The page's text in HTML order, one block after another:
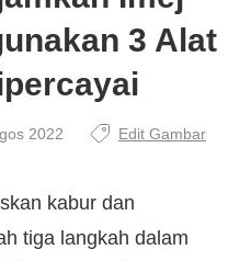
3 Alat
2022 Edit Gambar
kabur dan
tiga langkah dalam